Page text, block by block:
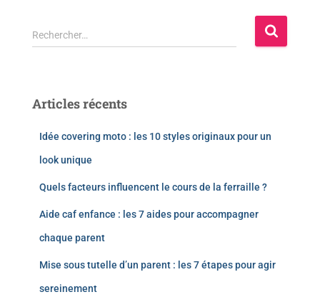
Rechercher…
Articles récents
Idée covering moto : les 10 styles originaux pour un
look unique
Quels facteurs influencent le cours de la ferraille ?
Aide caf enfance : les 7 aides pour accompagner
chaque parent
Mise sous tutelle d’un parent : les 7 étapes pour agir
sereinement